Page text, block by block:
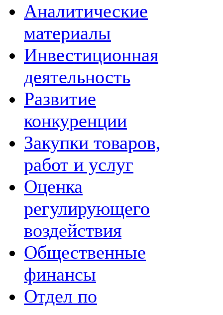
Аналитические
материалы
Инвестиционная
деятельность
Развитие
конкуренции
Закупки товаров,
работ и услуг
Оценка
регулирующего
воздействия
Общественные
финансы
Отдел по